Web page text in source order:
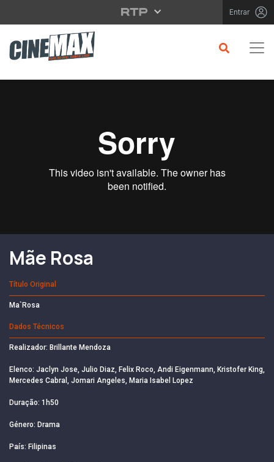
Saltar para o conteúdo principal Entrar
Filme em Cartaz
Mãe Rosa
Título Original
Ma`Rosa
Dados Técnicos
Realizador: Brillante Mendoza
Elenco: Jaclyn Jose, Julio Diaz, Felix Roco, Andi Eigenmann, Kristofer King,
Mercedes Cabral, Jomari Angeles, Maria Isabel Lopez
Duração: 1h50
Género: Drama
País: Filipinas